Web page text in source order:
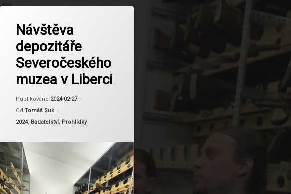
Návštěva
depozitáře
Severočeského
muzea v Liberci
Publikováno 2024-02-27
OdTomáš Suk
Kategorie:
2024, Badatelství, Prohlídky
Liberec
Nobuhide